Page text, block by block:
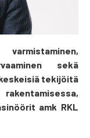
sekä
tekijöitä
amk RKL